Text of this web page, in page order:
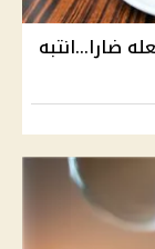
ضارا...انتبه